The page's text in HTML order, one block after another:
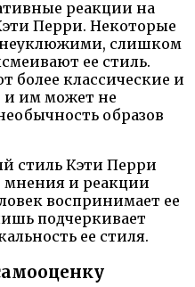
реакции на
Перри. Некоторые
слишком
ее стиль.
более классические и
и им может не
образов
стиль Кэти Перри
мнения и реакции
воспринимает ее
подчеркивает
ее стиля.